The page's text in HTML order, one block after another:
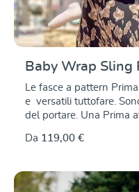
Baby Wrap Sling
Le fasce a pattern
e versatili tuttofare.
del portare. Una Prima
troveranno a loro agio e
combinazione classica
abbigliamento. Il
Da 119,00 €